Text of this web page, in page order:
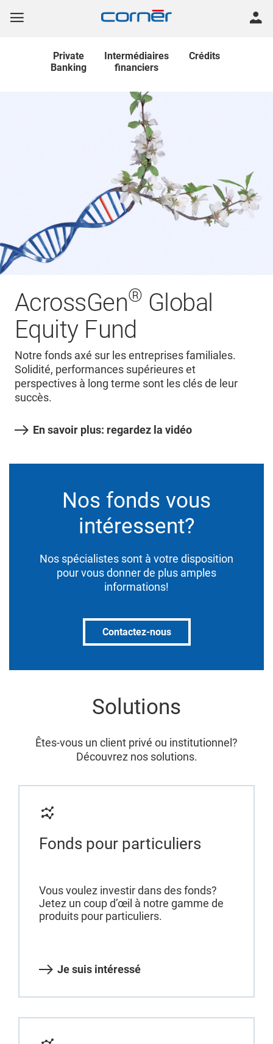
Private
Banking
Intermédiaires
financiers
Crédits
AcrossGen® Global
Equity Fund
Notre fonds axé sur les entreprises familiales.
Solidité, performances supérieures et
perspectives à long terme sont les clés de leur
succès.
En savoir plus: regardez la vidéo
Nos fonds vous
intéressent?
Nos spécialistes sont à votre disposition
pour vous donner de plus amples
informations!
Contactez-nous
Solutions
Êtes-vous un client privé ou institutionnel?
Découvrez nos solutions.
Fonds pour particuliers
Vous voulez investir dans des fonds?
Jetez un coup d’œil à notre gamme de
produits pour particuliers.
Je suis intéressé